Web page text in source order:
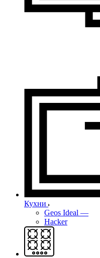
Кухни
Geos Ideal —
Hacker